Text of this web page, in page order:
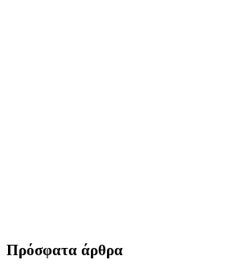
Πρόσφατα άρθρα